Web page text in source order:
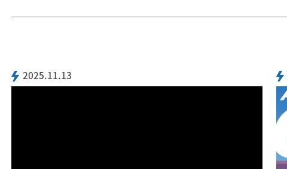
2025.11.13